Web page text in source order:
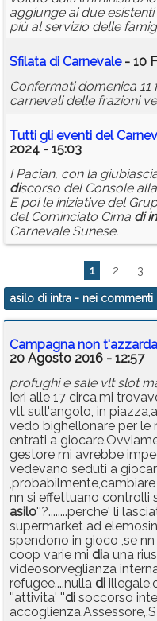
aggiunge ai due
più al servizio delle
Sfilata di Carnevale- 10
Confermati domenica
carnevali delle frazioni
Tutti gli eventi del
2024 - 15:03
I Pacian, con la
discorso del Console
E poi le iniziative del
del Cominciato Cima di
Carnevale Sunese.
1 2 3
asilo di intra - nei commenti
Campagna non
20 Agosto 2016 - 12:57
profughi e sale vlt slot
Ieri alle 17 circa,mi
vlt sull'angolo, in
vedo bighellonare per
entrati a
gestore mi avrebbe impe
vedevano seduti a
,probabilmente,cambiare
nn si effettuano controlli
asilo''?........perche' li
supermarket ad
spendono in gioco ,se nn
coop varie mi dia una
videosorveglianza
refugee....nulla di
''attivita' ''di soccorso